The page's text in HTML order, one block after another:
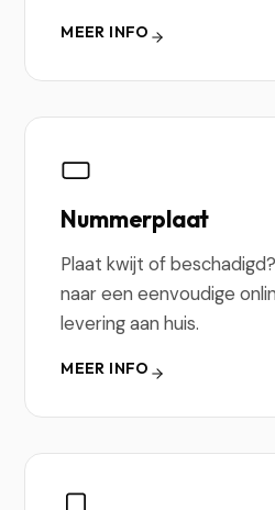
MEER INFO
Nummerplaat
Plaat kwijt of
naar een eenvoudige
levering aan huis.
MEER INFO